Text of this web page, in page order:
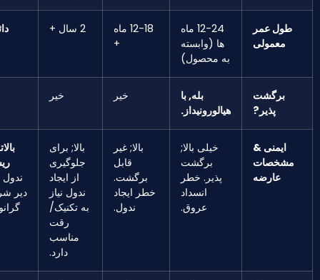
طول عمر
معمولی
12-24 ماه
ها (وابسته
به محصول)
12-18 ماه
برگشت
هیالورونیداز.
ایمنی &
عارضه
خیلی بالا;
برگشت
پذیر. خطر
بالا; غیر
برگشت.
خطر ایجاد
بالا; برای
جلوگیری
از ایجاد
ندول نیاز
به تکنیک/
مناسب
بالاترین
ندول های
دیر شروع,
گرانولوم